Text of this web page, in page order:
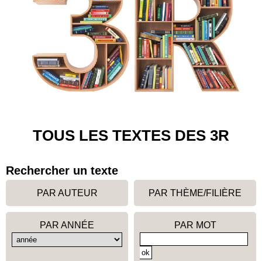
TOUS LES TEXTES DES 3R
Rechercher un texte
PAR AUTEUR PAR THÈME/FILIÈRE
PAR ANNÉE PAR MOT